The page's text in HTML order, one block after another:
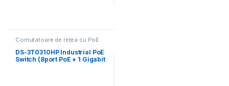
Comutatoare de rețea cu PoE
DS-3T0310HP Industrial PoE
Switch (8port PoE + 1 Gigabit